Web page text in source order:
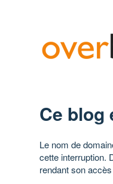
Ce blog
Le nom de
cette interruption.
rendant son